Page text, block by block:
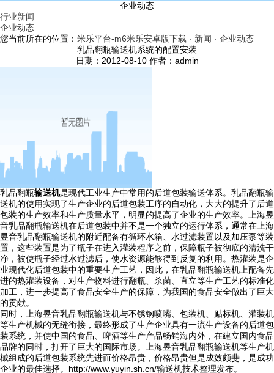
企业动态
行业新闻
企业动态
您当前所在的位置： 米乐平台-m6米乐安卓版下载 · 新闻 · 企业动态
乳品翻瓶输送机系统的配置安装
日期：2012-08-10 作者：admin
乳品翻瓶输送机是现代工业生产中常用的后道包装输送体系。乳品翻瓶输
送机的使用实现了生产企业的后道包装工序的自动化，大大的提升了后道
包装的生产效率和生产质量水平，明显的提高了企业的生产效率。上海昱
音乳品翻瓶输送机在后道包装中并不是一个独立的运行体系，通常在上海
昱音乳品翻瓶输送机的附近配备有循环水箱、水过滤装置以及加压泵等装
置，这些装置是为了瓶子在进入灌装程序之前，保障瓶子被彻底的清洗干
净，被使瓶子经过水过滤后，使水资源能够得到反复的利用。热灌装是企
业现代化后道包装中的重要生产工艺，因此，在乳品翻瓶输送机上配备先
进的热灌装设备，对生产物料进行翻瓶、杀菌、直立等生产工艺的标准化
加工，进一步提高了食品安全生产的保障，为我国的食品安全做出了巨大
的贡献。
同时，上海昱音乳品翻瓶输送机与不锈钢喷嘴、包装机、贴标机、灌装机
等生产机械的无缝衔接，最终形成了生产企业具有一流生产设备的后道包
装系统，并使中国的食品、啤酒等生产产品畅销海内外，在建立国内食品
品牌的同时，打开了巨大的国际市场。上海昱音乳品翻瓶输送机等生产机
械组成的后道包装系统先进而价格昂贵，价格昂贵但是成效颇斐，是成功
企业的最佳选择。http://www.yuyin.sh.cn/输送机技术整理发布。